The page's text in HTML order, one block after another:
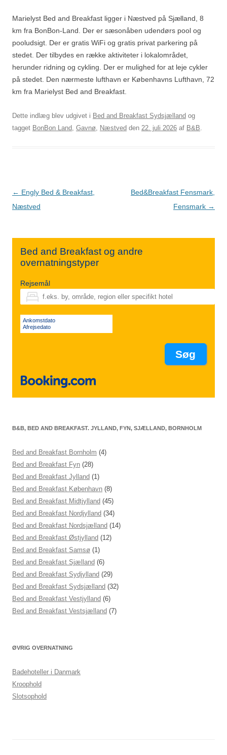
Marielyst Bed and Breakfast ligger i Næstved på Sjælland, 8
km fra BonBon-Land. Der er sæsonåben udendørs pool og
pooludsigt. Der er gratis WiFi og gratis privat parkering på
stedet. Der tilbydes en række aktiviteter i lokalområdet,
herunder ridning og cykling. Der er mulighed for at leje cykler
på stedet. Den nærmeste lufthavn er Københavns Lufthavn, 72
km fra Marielyst Bed and Breakfast.
Dette indlæg blev udgivet i Bed and Breakfast Sydsjælland og
tagget BonBon Land Gavnø Næstved den 22. juli 2026 af B&B
Indlægsnavigation
← Engly Bed & Breakfast,
Næstved
Bed&Breakfast Fensmark,
Fensmark →
Bed and Breakfast og andre
overnatningstyper
Rejsemål
Ankomstdato
Afrejsedato
B&B, BED AND BREAKFAST. JYLLAND, FYN, SJÆLLAND, BORNHOLM
Bed and Breakfast Bornholm (4)
Bed and Breakfast Fyn (28)
Bed and Breakfast Jylland (1)
Bed and Breakfast København (8)
Bed and Breakfast Midtjylland (45)
Bed and Breakfast Nordjylland (34)
Bed and Breakfast Nordsjælland (14)
Bed and Breakfast Østjylland (12)
Bed and Breakfast Samsø (1)
Bed and Breakfast Sjælland (6)
Bed and Breakfast Sydjylland (29)
Bed and Breakfast Sydsjælland (32)
Bed and Breakfast Vestjylland (6)
Bed and Breakfast Vestsjælland (7)
ØVRIG OVERNATNING
Badehoteller i Danmark
Kroophold
Slotsophold